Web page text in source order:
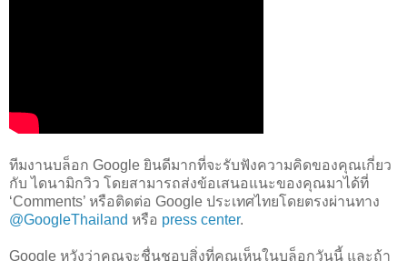
ทีมงานบล็อก Google ยินดีมากที่จะรับฟังความคิดของคุณเกี่ยว
กับ ไดนามิกวิว โดยสามารถส่งข้อเสนอแนะของคุณมาได้ที่
‘Comments’ หรือติดต่อ Google ประเทศไทยโดยตรงผ่านทาง
@GoogleThailand หรือ press center.
Google หวังว่าคุณจะชื่นชอบสิ่งที่คุณเห็นในบล็อกวันนี้ และถ้า